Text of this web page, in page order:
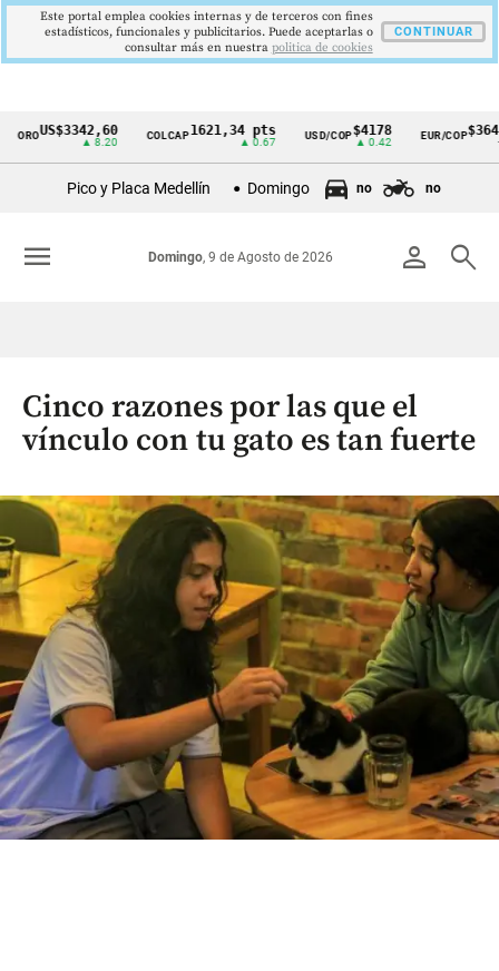
Cintillo
Colombia
OROUS$3342,60
▲ 8.20
COLCAP1621,34 pts
▲ 0.67
USD/COP$4178
▲ 0.42
EUR/COP$3648
Pico y Placa Medellín Domingo no no
person search
Domingo, 9 de Agosto de 2026
menu
Cinco razones por las que el
vínculo con tu gato es tan fuerte
Este portal emplea cookies internas y de terceros con fines
estadísticos, funcionales y publicitarios. Puede aceptarlas o
consultar más en nuestra politica de cookies
CONTINUAR